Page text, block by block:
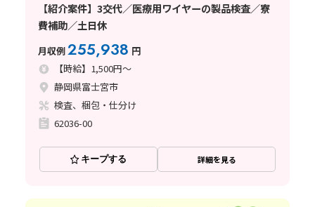
【紹介案件】3交代／医療用ワイヤーの製品検査／寮
費補助／土日休
月収例255,938 円
【時給】1,500円～
静岡県富士宮市
検査、梱包・仕分け
62036-00
キープする 詳細を見る